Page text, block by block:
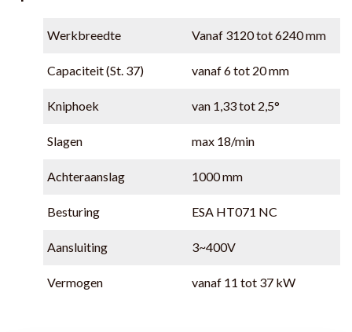
Werkbreedte Vanaf 3120 tot 6240 mm
Capaciteit (St. 37) vanaf 6 tot 20 mm
Kniphoek van 1,33 tot 2,5°
Slagen max 18/min
Achteraanslag 1000 mm
Besturing ESA HT071 NC
Aansluiting 3~400V
Vermogen vanaf 11 tot 37 kW